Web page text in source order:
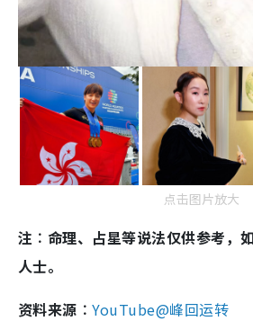
点击图片放大
注︰命理、占星等说法仅供参考，
人士。
资料来源︰YouTube@峰回运转